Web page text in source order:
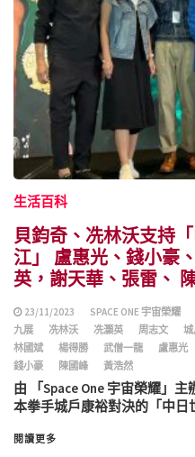
生活百科
貝鈞奇、冼林沃支持
江」 盧惠光、錢小豪
英，謝天華、張雷、
23/11/2023 SPACE ONE 宇宙榮耀
九展
冼林沃 冼灝英 周志文
林國斌
楊得勝 武僧一龍 盧惠光
錢小豪
陳國峰 黃浩然
由 「Space One 宇宙榮耀」
本拳手城戶康裕對決的「中
閱讀更多